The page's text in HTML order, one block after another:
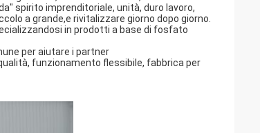
spirito imprenditoriale, unità, duro lavoro,
a grande,e rivitalizzare giorno dopo giorno.
in prodotti a base di fosfato
per aiutare i partner
funzionamento flessibile, fabbrica per